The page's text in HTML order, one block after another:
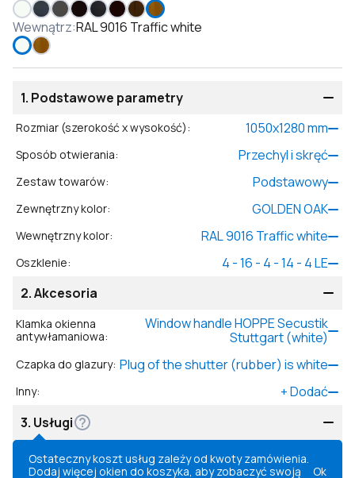
Wewnątrz:RAL 9016 Traffic white
1. Podstawowe parametry
Rozmiar (szerokość x wysokość): 1050x1280mm
Sposób otwierania: Przechyl i skręć
Zestaw towarów: Podstawowy
Zewnętrzny kolor: GOLDEN OAK
Wewnętrzny kolor: RAL 9016 Traffic white
Oszklenie:
4 - 16 - 4 - 14 - 4 LE
2.Akcesoria
Klamka okienna
antywłamaniowa:
Window handle HOPPE Secustik
Stuttgart (white)
Czapka do glazury: Plug of the shutter (rubber) is white
Inny: +Dodać
3. Usługi
Ostateczny koszt usług zależy od kwoty zamówienia.
Dodaj więcej okien do koszyka, aby zobaczyć swoją
Ok